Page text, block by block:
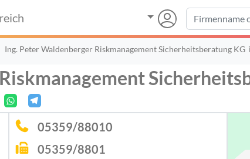
Ing. Peter Waldenberger Riskmanagement Sicherheitsberatung KG
05359/88010
05359/8801